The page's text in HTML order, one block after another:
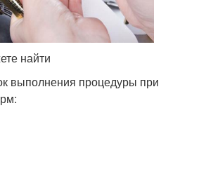
найти
выполнения процедуры при